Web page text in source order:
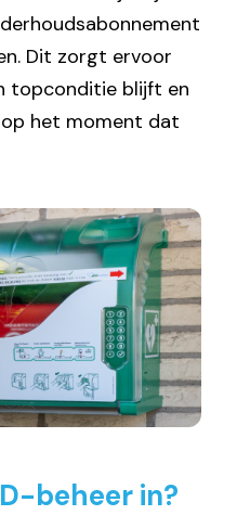
Dit zorgt ervoor
topconditie blijft en
het moment dat
beheer in?